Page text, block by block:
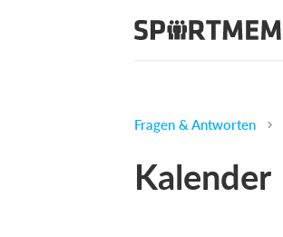
Fragen & Antworten
Kalender